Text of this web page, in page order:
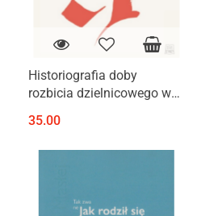
Historiografia doby
rozbicia dzielnicowego w
35.00